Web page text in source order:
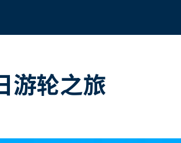
游轮之旅